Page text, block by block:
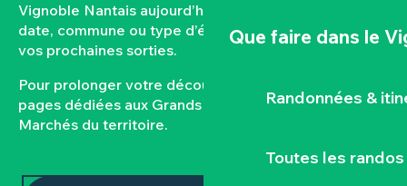
Que faire dans le
Randonnées &
Toutes les randos
Vignoble Nantais aujourd’hui et à venir. Filtrez par
date, commune ou type d’événement pour composer
vos prochaines sorties.
Pour prolonger votre découverte, consultez nos
pages dédiées aux Grands événements et aux
Marchés du territoire.